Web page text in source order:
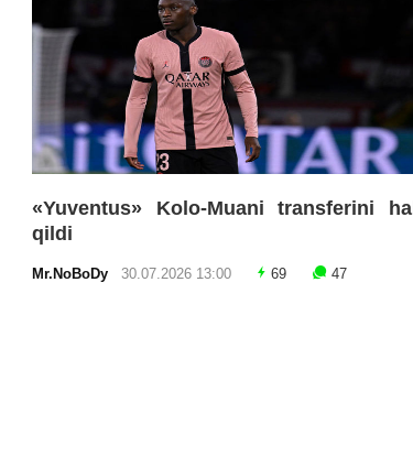
«Yuventus» Kolo-Muani transferini hal
qildi
Mr.NoBoDy 30.07.2026 13:00 69 47